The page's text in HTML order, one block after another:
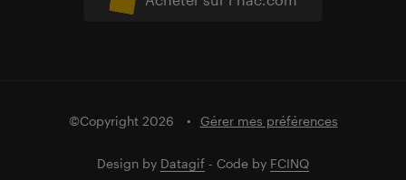
©Copyright 2026 Gérer mes préférences
Design by Datagif - Code by FCINQ